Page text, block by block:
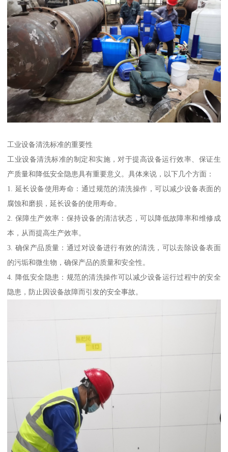
工业设备清洗标准的重要性
工业设备清洗标准的制定和实施，对于提高设备运行效率、保证生
产质量和降低安全隐患具有重要意义。具体来说，以下几个方面：
1. 延长设备使用寿命：通过规范的清洗操作，可以减少设备表面的
腐蚀和磨损，延长设备的使用寿命。
2. 保障生产效率：保持设备的清洁状态，可以降低故障率和维修成
本，从而提高生产效率。
3. 确保产品质量：通过对设备进行有效的清洗，可以去除设备表面
的污垢和微生物，确保产品的质量和安全性。
4. 降低安全隐患：规范的清洗操作可以减少设备运行过程中的安全
隐患，防止因设备故障而引发的安全事故。